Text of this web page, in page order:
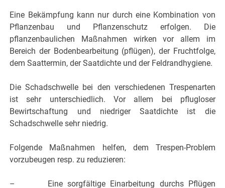
Eine Bekämpfung kann nur durch eine Kombination von
Pflanzenbau und Pflanzenschutz erfolgen. Die
pflanzenbaulichen Maßnahmen wirken vor allem im
Bereich der Bodenbearbeitung (pflügen), der Fruchtfolge,
dem Saattermin, der Saatdichte und der Feldrandhygiene.
Die Schadschwelle bei den verschiedenen Trespenarten
ist sehr unterschiedlich. Vor allem bei pflugloser
Bewirtschaftung und niedriger Saatdichte ist die
Schadschwelle sehr niedrig.
Folgende Maßnahmen helfen, dem Trespen-Problem
vorzubeugen resp. zu reduzieren:
– Eine sorgfältige Einarbeitung durchs Pflügen